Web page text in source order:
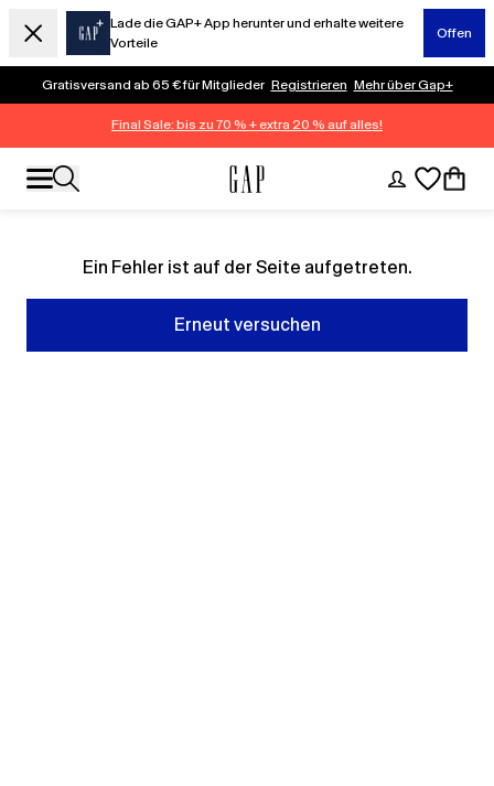
Lade die GAP+ App herunter und erhalte weitere
Vorteile
Offen
Gratisversand ab 65 € für Mitglieder Registrieren Mehr über Gap+
Final Sale: bis zu 70 % + extra 20 % auf alles!
Ein Fehler ist auf der Seite aufgetreten.
Erneut versuchen